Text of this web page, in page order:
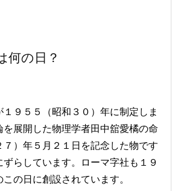
何の日？
１９５５（昭和３０）年に制定しま
を展開した物理学者田中舘愛橘の命
）年５月２１日を記念した物です
らしています。
ローマ字社も１９
の日に創設されています。